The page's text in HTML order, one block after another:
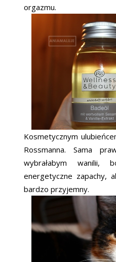
orgazmu.
Kosmetycznym
Rossmanna. Sama
wybrałabym
energetyczne zapachy,
bardzo przyjemny.